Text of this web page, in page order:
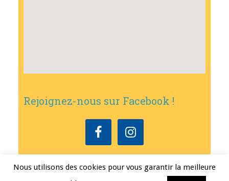
Rejoignez-nous sur Facebook !
Nous utilisons des cookies pour vous garantir la meilleure